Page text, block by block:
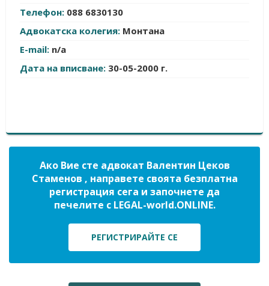
Телефон: 088 6830130
Адвокатска колегия: Монтана
E-mail: n/a
Дата на вписване: 30-05-2000 г.
Ако Вие сте адвокат Валентин Цеков
Стаменов , направете своята безплатна
регистрация сега и започнете да
печелите с LEGAL-world.ONLINE.
РЕГИСТРИРАЙТЕ СЕ